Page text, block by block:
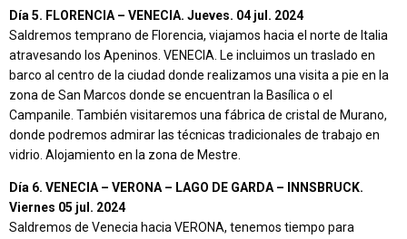
Día 5. FLORENCIA – VENECIA. Jueves. 04 jul. 2024
Saldremos temprano de Florencia, viajamos hacia el norte de Italia
atravesando los Apeninos. VENECIA. Le incluimos un traslado en
barco al centro de la ciudad donde realizamos una visita a pie en la
zona de San Marcos donde se encuentran la Basílica o el
Campanile. También visitaremos una fábrica de cristal de Murano,
donde podremos admirar las técnicas tradicionales de trabajo en
vidrio. Alojamiento en la zona de Mestre.
Día 6. VENECIA – VERONA – LAGO DE GARDA – INNSBRUCK.
Viernes 05 jul. 2024
Saldremos de Venecia hacia VERONA, tenemos tiempo para